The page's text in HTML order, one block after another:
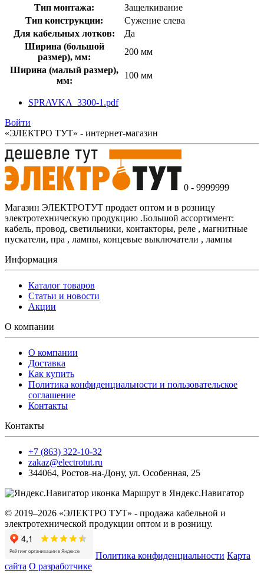
Тип монтажа:
Защелкивание
Тип конструкции:
Сужение слева
Для кабельных лотков:
Да
Ширина (большой
размер), мм:
200 мм
Ширина (малый размер),
мм:
100 мм
SPRAVKA_3300-1.pdf
Войти
«ЭЛЕКТРО ТУТ» - интернет-магазин
0 - 9999999
Магазин ЭЛЕКТРОТУТ продает оптом и в розницу
электротехническую продукцию .Большой ассортимент:
кабель, провод, светильники, контакторы, реле , магнитные
пускатели, пра , лампы, концевые выключатели , лампы
Информация
Каталог товаров
Статьи и новости
Акции
О компании
О компании
Доставка
Как купить
Политика конфиденциальности и пользовательское
соглашение
Контакты
Контакты
+7 (863) 322-10-32
zakaz@electrotut.ru
344064, Ростов-на-Дону, ул. Особенная, 25
Маршрут в Яндекс.Навигатор
© 2019–2026 «ЭЛЕКТРО ТУТ» - продажа кабельной и
электротехнической продукции оптом и в розницу.
Политика конфиденциальности Карта
сайта О разработчике